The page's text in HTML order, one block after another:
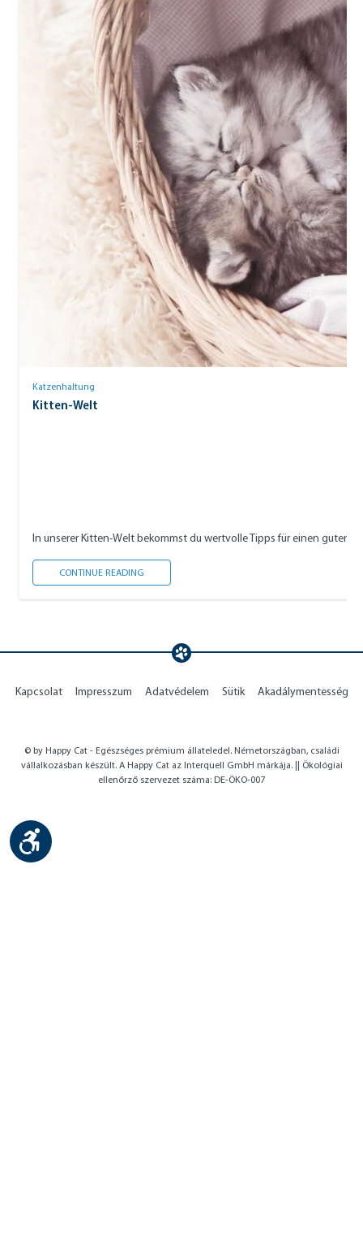
Katzenhaltung
Kitten-Welt
In unserer Kitten-Welt bekommst du wertvolle Tipps für einen guten
CONTINUE READING
Kapcsolat Impresszum Adatvédelem Sütik Akadálymentesség
© by Happy Cat - Egészséges prémium állateledel. Németországban, családi
vállalkozásban készült. A Happy Cat az Interquell GmbH márkája. || Ökológiai
ellenőrző szervezet száma: DE-ÖKO-007
Show toolbar